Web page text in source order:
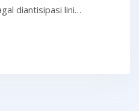
diantisipasi lini…